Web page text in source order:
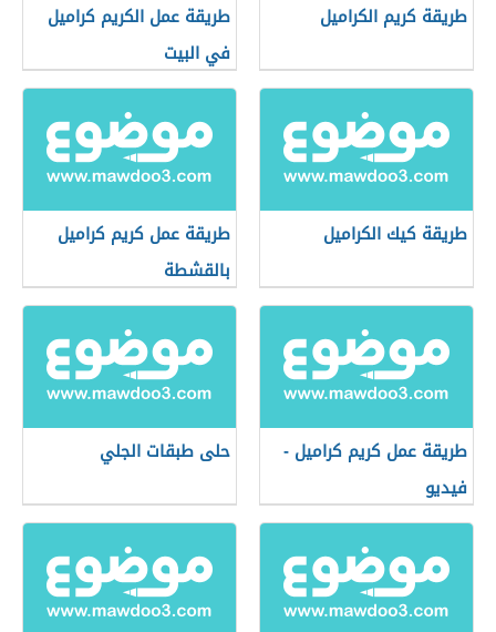
طريقة كريم الكراميل
طريقة عمل الكريم كراميل
في البيت
طريقة كيك الكراميل
طريقة عمل كريم كراميل
بالقشطة
طريقة عمل كريم كراميل -
فيديو
حلى طبقات الجلي